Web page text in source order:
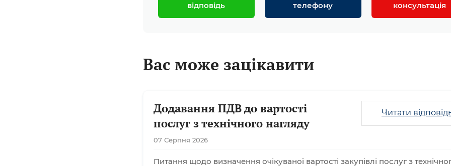
відповідь
телефону
консультація
Вас може зацікавити
Додавання ПДВ до вартості
послуг з технічного нагляду
07 Серпня 2026
Читати
Питання щодо визначення очікуваної вартості закупівлі послуг з